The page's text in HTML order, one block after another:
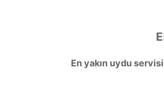
En yakın uydu servisi